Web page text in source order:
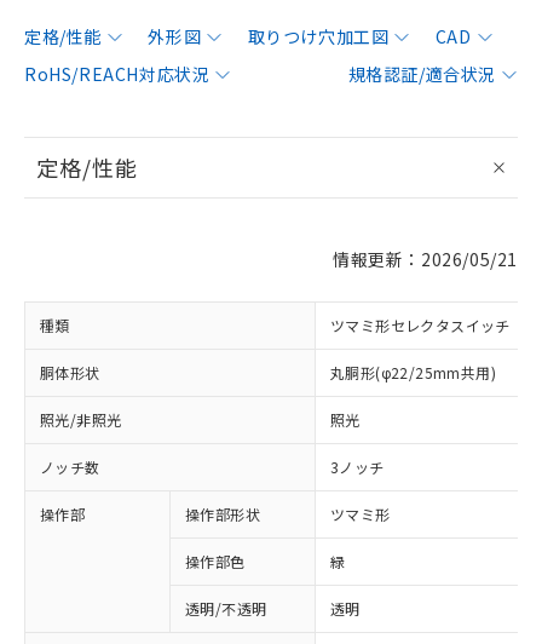
定格/性能 外形図 取りつけ穴加工図
CAD
RoHS/REACH対応状況
規格認証/適合状況
定格/性能
情報更新：2026/05/21
種類 ツマミ形セレクタスイッチ
胴体形状 丸胴形(φ22/25mm共用)
照光/非照光 照光
ノッチ数 3ノッチ
操作部 操作部形状 ツマミ形
操作部色 緑
透明/不透明 透明